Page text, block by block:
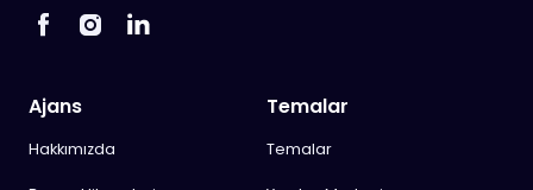
Ajans
Hakkımızda
Temalar
Temalar